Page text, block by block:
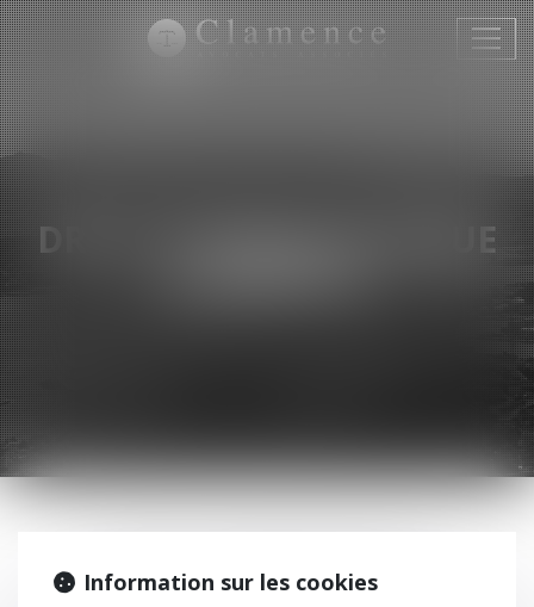
le
menu
DROIT PHARMACEUTIQUE
NOS EXPERTISES
Information sur les cookies